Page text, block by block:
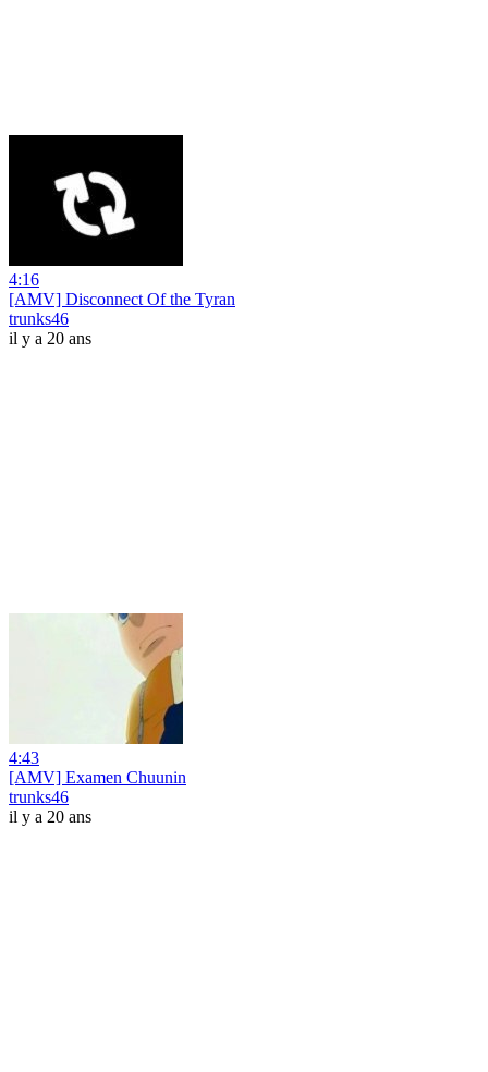
4:16
[AMV] Disconnect Of the Tyran
trunks46
il y a 20 ans
4:43
[AMV] Examen Chuunin
trunks46
il y a 20 ans